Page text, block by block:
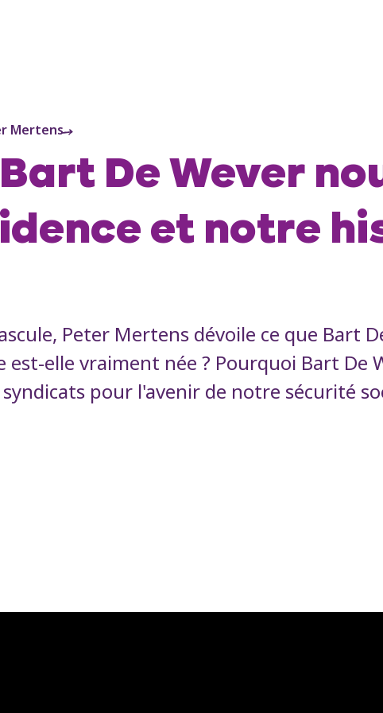
Mertens
De Wever
et notre
Peter Mertens dévoile ce que Bart
est-elle vraiment née ? Pourquoi Bart
pour l'avenir de notre sécurité